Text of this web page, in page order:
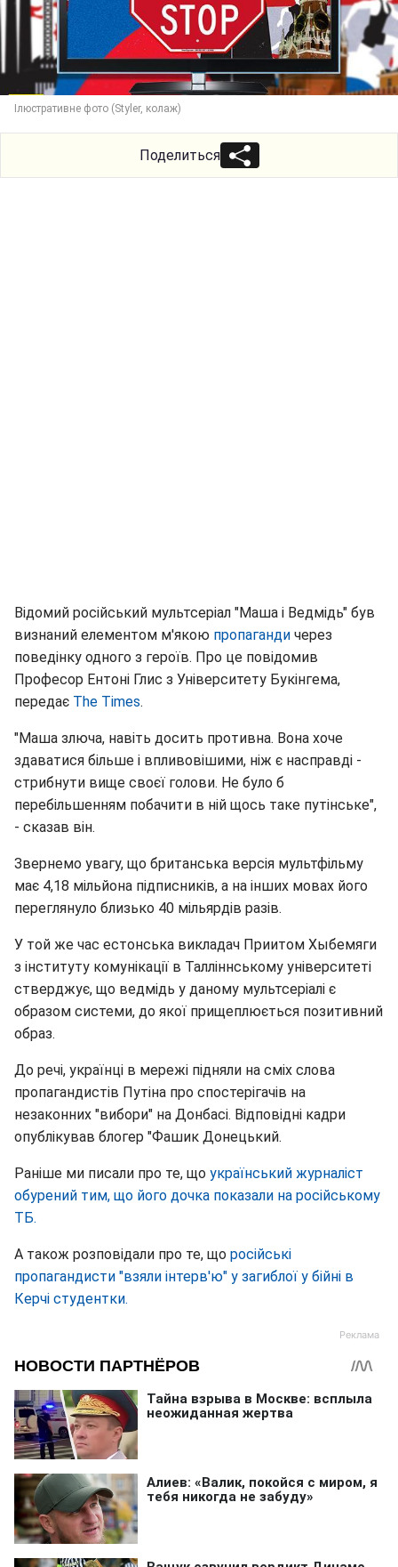
Ілюстративне фото (Styler, колаж)
Поделиться
Відомий російський мультсеріал "Маша і Ведмідь" був
визнаний елементом м'якою пропаганди через
поведінку одного з героїв. Про це повідомив
Професор Ентоні Глис з Університету Букінгема,
передає The Times.
"Маша злюча, навіть досить противна. Вона хоче
здаватися більше і впливовішими, ніж є насправді -
стрибнути вище своєї голови. Не було б
перебільшенням побачити в ній щось таке путінське",
- сказав він.
Звернемо увагу, що британська версія мультфільму
має 4,18 мільйона підписників, а на інших мовах його
переглянуло близько 40 мільярдів разів.
У той же час естонська викладач Приитом Хыбемяги
з інституту комунікації в Талліннському університеті
стверджує, що ведмідь у даному мультсеріалі є
образом системи, до якої прищеплюється позитивний
образ.
До речі, українці в мережі підняли на сміх слова
пропагандистів Путіна про спостерігачів на
незаконних "вибори" на Донбасі. Відповідні кадри
опублікував блогер "Фашик Донецький.
Раніше ми писали про те, що український журналіст
обурений тим, що його дочка показали на російському
ТБ.
А також розповідали про те, що російські
пропагандисти "взяли інтерв'ю" у загиблої у бійні в
Керчі студентки.